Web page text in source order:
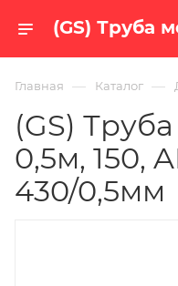
Главная — Каталог —
(GS)
0,5м, 150,
430/0,5мм